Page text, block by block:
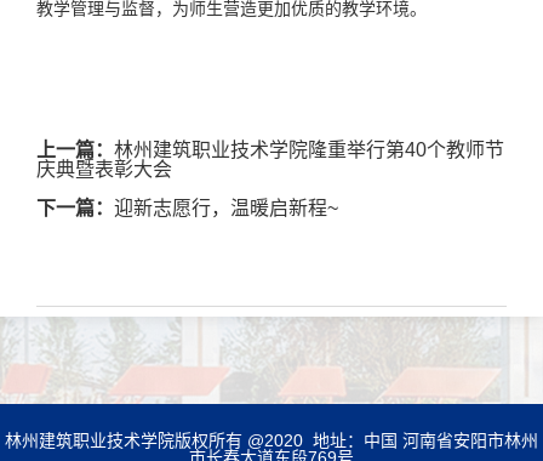
教学管理与监督，为师生营造更加优质的教学环境。
上一篇： 林州建筑职业技术学院隆重举行第40个教师节
庆典暨表彰大会
下一篇： 迎新志愿行，温暖启新程~
林州建筑职业技术学院版权所有 @2020 地址：中国 河南省安阳市林州
市长春大道东段769号